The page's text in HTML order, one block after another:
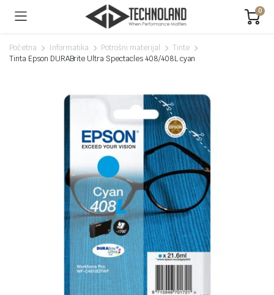
0
Početna Informatika Potrošni materijal
Tinte
Tinta Epson DURABrite Ultra Spectacles 408/408L cyan